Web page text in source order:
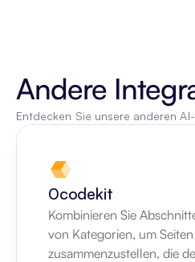
Andere
Entdecken Sie unsere anderen
0codekit
Kombinieren Sie
von Kategorien, um
zusammenzustellen, die